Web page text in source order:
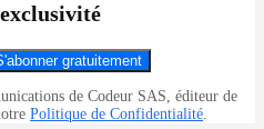
gratuitement
de Codeur SAS, éditeur de
Politique de Confidentialité.